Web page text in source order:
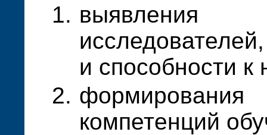
и способности к
компетенций